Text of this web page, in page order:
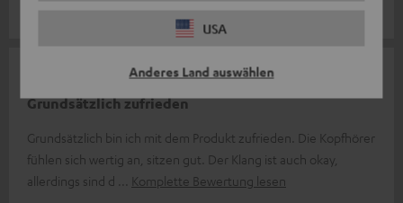
USA
Anderes Land auswählen
Grundsätzlich zufrieden
Grundsätzlich bin ich mit dem Produkt zufrieden. Die Kopfhörer
fühlen sich wertig an, sitzen gut. Der Klang ist auch okay,
allerdings sind d
Komplette Bewertung lesen